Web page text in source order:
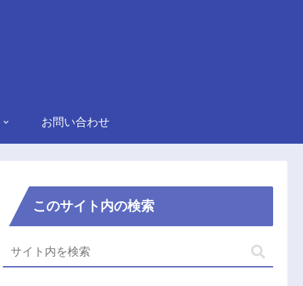
お問い合わせ
このサイト内の検索